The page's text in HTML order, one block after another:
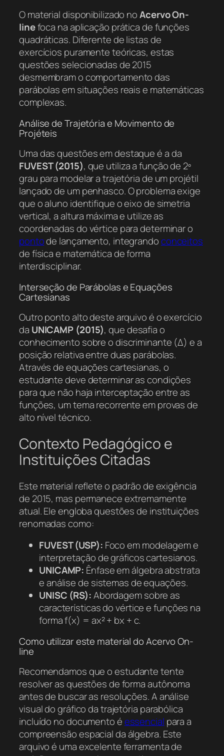
O material disponibilizado noAcervo On-
linefoca na aplicação prática de funções
quadráticas. Diferente de listas de
exercícios puramente teóricas, estas
questões selecionadas de 2015
desmembram o comportamento das
parábolas em situações reais e matemáticas
complexas.
Análise de Trajetória e Movimento de
Projéteis
Uma das questões em destaque é a da
FUVEST (2015), que utiliza a função de 2º
grau para modelar a trajetória de um projétil
lançado de um penhasco. O problema exige
que o aluno identifique o eixo de simetria
vertical, a altura máxima e utilize as
coordenadas do vértice para determinar o
pontode lançamento, integrandoconceitos
de física e matemática de forma
interdisciplinar.
Interseção de Parábolas e Equações
Cartesianas
Outro ponto alto deste arquivo é o exercício
da UNICAMP (2015), que desafia o
conhecimento sobre o discriminante (Δ) e a
posição relativa entre duas parábolas.
Através de equações cartesianas, o
estudante deve determinar as condições
para que não haja interceptação entre as
funções, um tema recorrente em provas de
alto nível técnico.
Contexto Pedagógico e
Instituições Citadas
Este material reflete o padrão de exigência
de 2015, mas permanece extremamente
atual. Ele engloba questões de instituições
renomadas como:
FUVEST (USP): Foco em modelagem e
interpretação de gráficos cartesianos.
UNICAMP: Ênfase em álgebra abstrata
e análise de sistemas de equações.
UNISC (RS):Abordagem sobre as
características do vértice e funções na
forma f(x) = ax² + bx + c.
Como utilizar este material do Acervo On-
line
Recomendamos que o estudante tente
resolver as questões de forma autônoma
antes de buscar as resoluções. A análise
visual do gráfico da trajetória parabólica
incluído no documento éessencial para a
compreensão espacial da álgebra. Este
arquivo é uma excelente ferramenta de